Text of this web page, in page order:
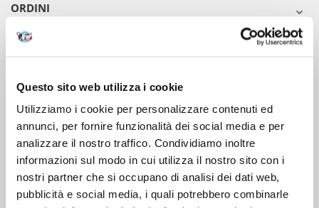
Questo sito web utilizza i cookie
Utilizziamo i cookie per personalizzare contenuti ed
annunci, per fornire funzionalità dei social media e per
analizzare il nostro traffico. Condividiamo inoltre
informazioni sul modo in cui utilizza il nostro sito con i
nostri partner che si occupano di analisi dei dati web,
pubblicità e social media, i quali potrebbero combinarle
ORDINI
DOPO L'ACQUISTO
VIENI A CONOSCERCI